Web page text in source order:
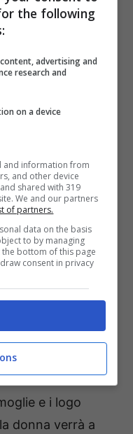
stagione: Bahar è
Infinity) –
Bahar,Piril si
un piano
rapiti, e
le sarà
stata attirata da
La donna
sarà incredula
e i logo
donna verrà a
the following
advertising and
research and
on a device
and information from
and other device
shared with 319
We and our partners
of partners.
data on the basis
to by managing
bottom of this page
consent in privacy